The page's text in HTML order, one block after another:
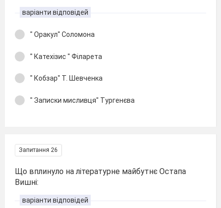
варіанти відповідей
" Оракул" Соломона
" Катехізис " Філарета
" Кобзар" Т. Шевченка
" Записки мисливця" Тургенєва
Запитання 26
Що вплинуло на літературне майбутнє Остапа
Вишні:
варіанти відповідей